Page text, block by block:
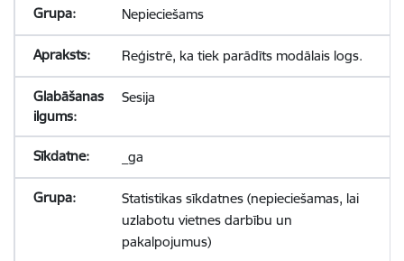
Nepieciešams
Reģistrē, ka tiek parādīts modālais logs.
Sesija
_ga
Statistikas sīkdatnes (nepieciešamas, lai
uzlabotu vietnes darbību un
pakalpojumus)